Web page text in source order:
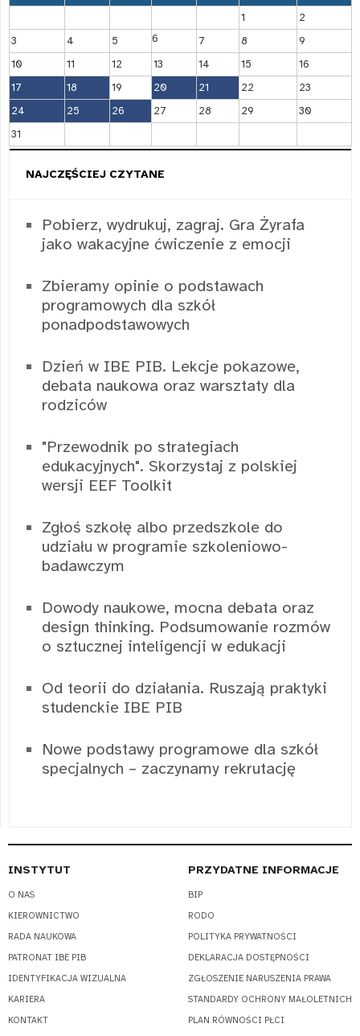
1
2
3
4 5 6 7 8
9
10
11 12 13 14 15
16
17
18 19 20 21 22
23
24
25 26 27 28 29
30
31
NAJCZĘŚCIEJ CZYTANE
Pobierz, wydrukuj, zagraj. Gra Żyrafa
jako wakacyjne ćwiczenie z emocji
Zbieramy opinie o podstawach
programowych dla szkół
ponadpodstawowych
Dzień w IBE PIB. Lekcje pokazowe,
debata naukowa oraz warsztaty dla
rodziców
"Przewodnik po strategiach
edukacyjnych". Skorzystaj z polskiej
wersji EEF Toolkit
Zgłoś szkołę albo przedszkole do
udziału w programie szkoleniowo-
badawczym
Dowody naukowe, mocna debata oraz
design thinking. Podsumowanie rozmów
o sztucznej inteligencji w edukacji
Od teorii do działania. Ruszają praktyki
studenckie IBE PIB
Nowe podstawy programowe dla szkół
specjalnych – zaczynamy rekrutację
INSTYTUT
O NAS
KIEROWNICTWO
RADA NAUKOWA
PATRONAT IBE PIB
IDENTYFIKACJA WIZUALNA
KARIERA
KONTAKT
PRZYDATNE INFORMACJE
BIP
RODO
POLITYKA PRYWATNOŚCI
DEKLARACJA DOSTĘPNOŚCI
ZGŁOSZENIE NARUSZENIA PRAWA
STANDARDY OCHRONY MAŁOLETNICH
PLAN RÓWNOŚCI PŁCI